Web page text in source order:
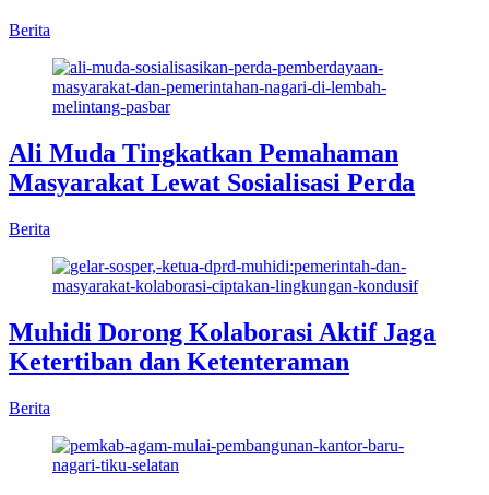
Berita
Ali Muda Tingkatkan Pemahaman
Masyarakat Lewat Sosialisasi Perda
Berita
Muhidi Dorong Kolaborasi Aktif Jaga
Ketertiban dan Ketenteraman
Berita